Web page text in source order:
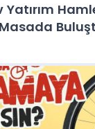
Masada